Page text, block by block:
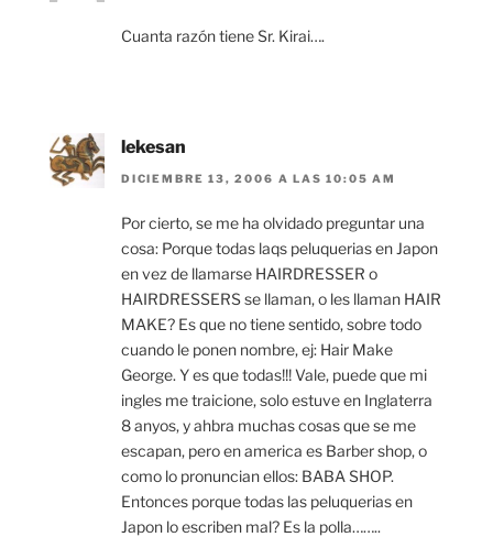
Cuanta razón tiene Sr. Kirai….
lekesan
DICIEMBRE 13, 2006 A LAS 10:05 AM
Por cierto, se me ha olvidado preguntar una
cosa: Porque todas laqs peluquerias en Japon
en vez de llamarse HAIRDRESSER o
HAIRDRESSERS se llaman, o les llaman HAIR
MAKE? Es que no tiene sentido, sobre todo
cuando le ponen nombre, ej: Hair Make
George. Y es que todas!!! Vale, puede que mi
ingles me traicione, solo estuve en Inglaterra
8 anyos, y ahbra muchas cosas que se me
escapan, pero en america es Barber shop, o
como lo pronuncian ellos: BABA SHOP.
Entonces porque todas las peluquerias en
Japon lo escriben mal? Es la polla……..